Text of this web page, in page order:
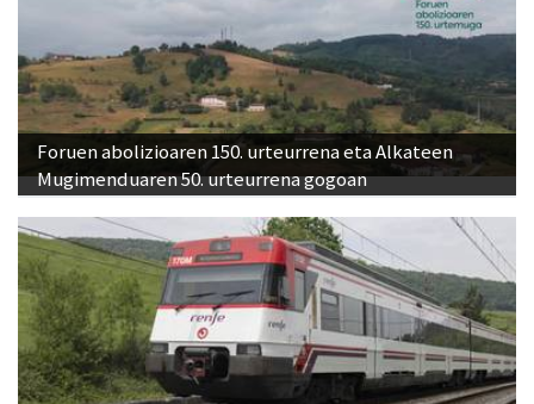
Foruen abolizioaren 150. urteurrena eta Alkateen
Mugimenduaren 50. urteurrena gogoan